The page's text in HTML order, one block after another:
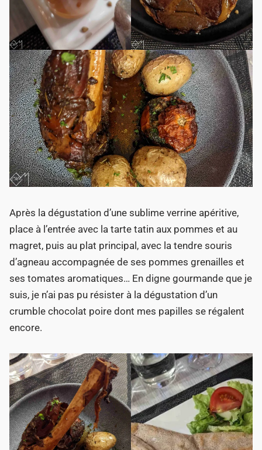
Après la dégustation d’une sublime verrine apéritive,
place à l’entrée avec la tarte tatin aux pommes et au
magret, puis au plat principal, avec la tendre souris
d’agneau accompagnée de ses pommes grenailles et
ses tomates aromatiques… En digne gourmande que je
suis, je n’ai pas pu résister à la dégustation d’un
crumble chocolat poire dont mes papilles se régalent
encore.